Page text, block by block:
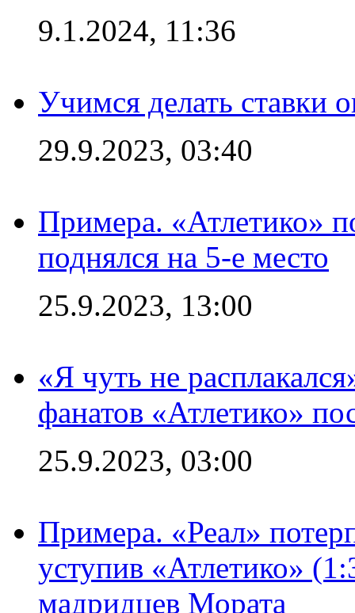
9.1.2024, 11:36
Учимся делать ставки
29.9.2023, 03:40
Примера. «Атлетико»
поднялся на 5-е место
25.9.2023, 13:00
«Я чуть не
фанатов «Атлетико»
25.9.2023, 03:00
Примера. «Реал»
уступив «Атлетико»
мадридцев Мората